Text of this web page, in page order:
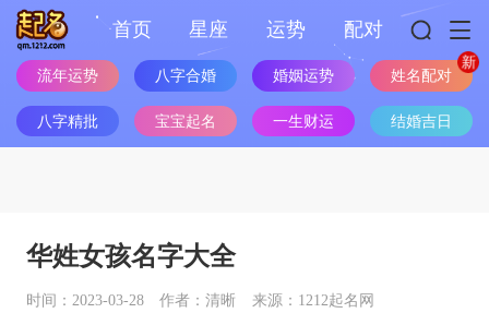
首页 星座 运势 配对
流年运势 八字合婚 婚姻运势 姓名配对
八字精批 宝宝起名 一生财运 结婚吉日
华姓女孩名字大全
时间：2023-03-28 作者：清晰 来源：1212起名网